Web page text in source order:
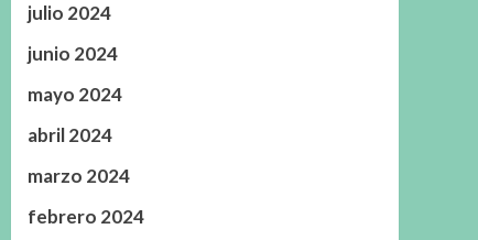
julio 2024
junio 2024
mayo 2024
abril 2024
marzo 2024
febrero 2024